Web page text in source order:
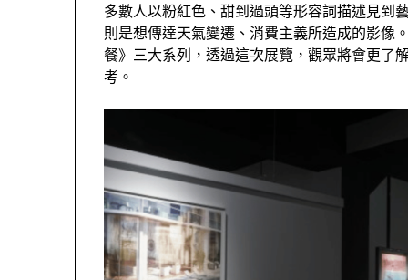
多數人以粉紅色、甜到過頭等形容詞描述見到
則是想傳達天氣變遷、消費主義所造成的影像
餐》三大系列，透過這次展覽，觀眾將會更了
考。